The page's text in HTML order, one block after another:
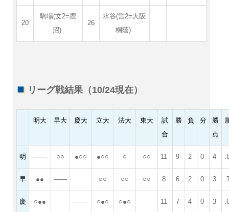
20
駒場(文2=鹿
沼)
26
水谷(営2=大阪
桐蔭)
リーグ戦結果（10/24現在）
明大 早大 慶大 立大 法大 東大
試
合
勝 負 分
勝
点
明 ―― ○○ ●○○ ●○○ ○ ○○ 11 9 2 0 4
早 ●● ―― ○○ ○○ ○○ 8 6 2 0 3
慶 ○●● ―― ○●○ ○●○ 11 7 4 0 3